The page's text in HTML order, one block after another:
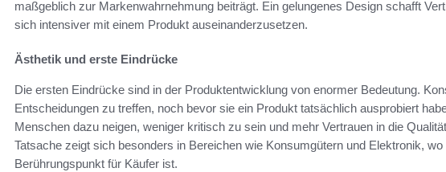
maßgeblich zur Markenwahrnehmung beiträgt. Ein gelungenes Design schafft
sich intensiver mit einem Produkt auseinanderzusetzen.
Ästhetik und erste Eindrücke
Die ersten Eindrücke sind in der Produktentwicklung von enormer Bedeutung.
Entscheidungen zu treffen, noch bevor sie ein Produkt tatsächlich ausprobiert
Menschen dazu neigen, weniger kritisch zu sein und mehr Vertrauen in die
Tatsache zeigt sich besonders in Bereichen wie Konsumgütern und Elektronik,
Berührungspunkt für Käufer ist.